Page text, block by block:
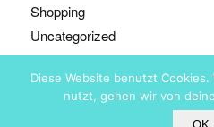
Shopping
Uncategorized
Diese Website benutzt
nutzt, gehen wir von